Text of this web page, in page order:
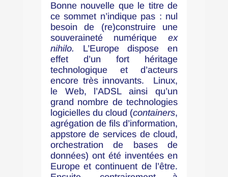
Bonne nouvelle que le titre de
ce sommet n’indique pas : nul
besoin de (re)construire une
souveraineté numérique
ex
nihilo.
L’Europe dispose en
effet d’un fort héritage
technologique et d’acteurs
encore très innovants. Linux,
le Web, l’ADSL ainsi qu’un
grand nombre de technologies
logicielles du cloud (containers,
agrégation de fils d’information,
appstore de services de cloud,
orchestration de bases de
données) ont été inventées en
Europe et continuent de l’être.